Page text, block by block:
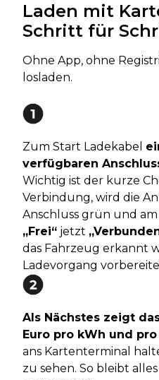
Laden mit
Schritt für
Ohne App, ohne
losladen.
Zum Start Ladekabel
verfügbaren
Wichtig ist der kurze
Verbindung, wird die
Anschluss grün und
„Frei“ jetzt
das Fahrzeug erkannt
Ladevorgang
Als Nächstes zeigt
Euro pro kWh und
ans Kartenterminal
zu sehen. So bleibt